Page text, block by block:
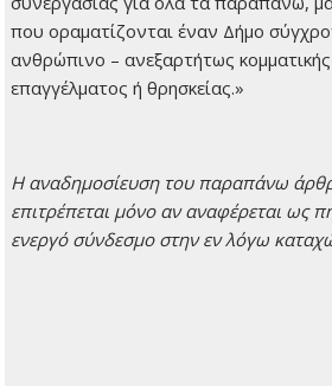
που οραματίζονται έναν Δήμο
ανθρώπινο – ανεξαρτήτως κομματικής
επαγγέλματος ή θρησκείας.»
H αναδημοσίευση του παραπάνω
επιτρέπεται μόνο αν αναφέρεται ως
ενεργό σύνδεσμο στην εν λόγω